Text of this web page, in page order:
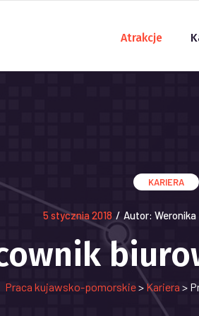
Atrakcje
KARIERA
5 stycznia 2018 / Autor: Weronika
Praca kujawsko-pomorskie>Kariera >